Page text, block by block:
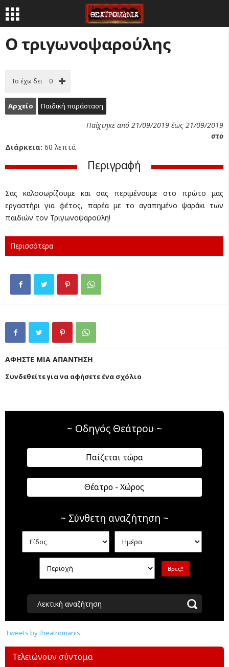
Ο τριγωνοψαρούλης
Το έχω δει 0
Αρχείο Παιδική παράσταση
Παίχτηκε από 21/09/2019 έως 21/09/2019
στο
Διάρκεια: 60 λεπτά
Περιγραφή
Σας καλοσωρίζουμε και σας περιμένουμε στο πρώτο μας
εργαστήρι για φέτος, παρέα με το αγαπημένο ψαράκι των
παιδιών τον Τριγωνοψαρούλη!
Περισσότερα
ΑΦΗΣΤΕ ΜΙΑ ΑΠΑΝΤΗΣΗ
Συνδεθείτε για να αφήσετε ένα σχόλιο
~ Οδηγός Θεάτρου ~
Παίζεται τώρα
Θέατρο - Χώρος
~ Σύνθετη αναζήτηση ~
Λεκτική αναζήτηση
Tweets by theatromanis
Τελειώνουν σύντομα